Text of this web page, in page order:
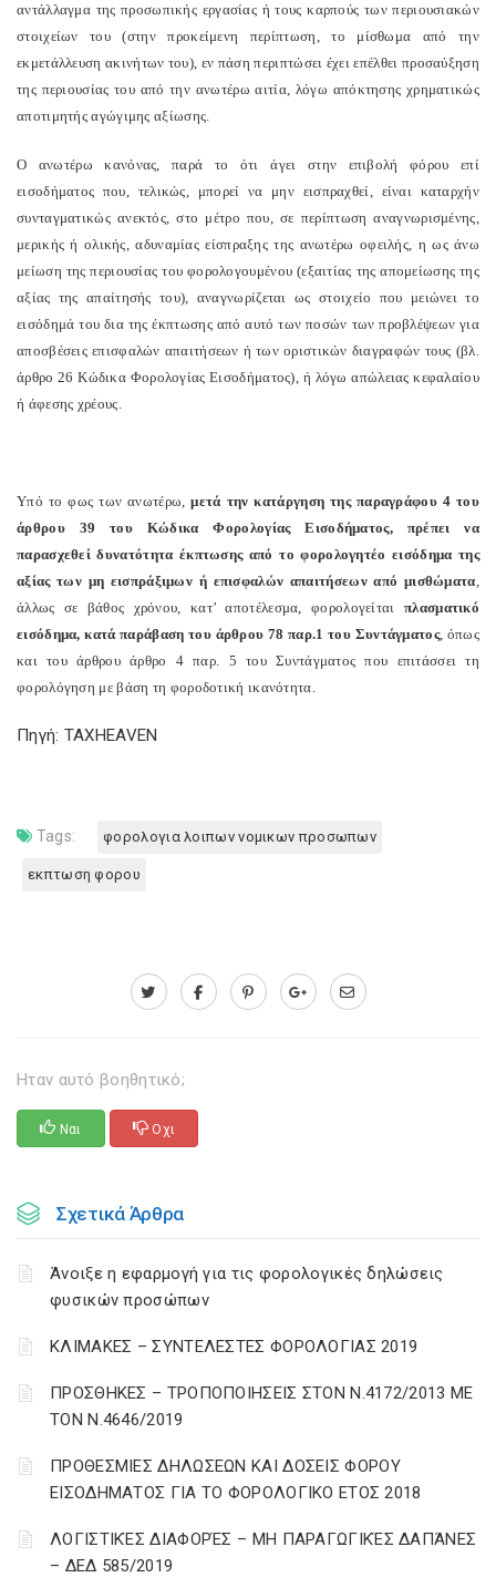
αντάλλαγμα της προσωπικής εργασίας ή τους καρπούς των περιουσιακών
στοιχείων του (στην προκείμενη περίπτωση, το μίσθωμα από την
εκμετάλλευση ακινήτων του), εν πάση περιπτώσει έχει επέλθει προσαύξηση
της περιουσίας του από την ανωτέρω αιτία, λόγω απόκτησης χρηματικώς
αποτιμητής αγώγιμης αξίωσης.
Ο ανωτέρω κανόνας, παρά το ότι άγει στην επιβολή φόρου επί
εισοδήματος που, τελικώς, μπορεί να μην εισπραχθεί, είναι καταρχήν
συνταγματικώς ανεκτός, στο μέτρο που, σε περίπτωση αναγνωρισμένης,
μερικής ή ολικής, αδυναμίας είσπραξης της ανωτέρω οφειλής, η ως άνω
μείωση της περιουσίας του φορολογουμένου (εξαιτίας της απομείωσης της
αξίας της απαίτησής του), αναγνωρίζεται ως στοιχείο που μειώνει το
εισόδημά του δια της έκπτωσης από αυτό των ποσών των προβλέψεων για
αποσβέσεις επισφαλών απαιτήσεων ή των οριστικών διαγραφών τους (βλ.
άρθρο 26 Κώδικα Φορολογίας Εισοδήματος), ή λόγω απώλειας κεφαλαίου
ή άφεσης χρέους.
Υπό το φως των ανωτέρω,μετά την κατάργηση της παραγράφου 4 του
άρθρου 39 του Κώδικα Φορολογίας Εισοδήματος, πρέπει να
παρασχεθεί δυνατότητα έκπτωσης από το φορολογητέο εισόδημα της
αξίας των μη εισπράξιμων ή επισφαλών απαιτήσεων από μισθώματα,
άλλως σε βάθος χρόνου, κατ’ αποτέλεσμα, φορολογείται πλασματικό
εισόδημα, κατά παράβαση του άρθρου 78 παρ.1 του Συντάγματος, όπως
και του άρθρου άρθρο 4 παρ. 5 του Συντάγματος που επιτάσσει τη
φορολόγηση με βάση τη φοροδοτική ικανότητα.
Πηγή: TAXHEAVEN
Tags: φορολογια λοιπων νομικων προσωπων
εκπτωση φορου
Ηταν αυτό βοηθητικό;
Ναι Οχι
Σχετικά Άρθρα
Άνοιξε η εφαρμογή για τις φορολογικές δηλώσεις
φυσικών προσώπων
ΚΛΙΜΑΚΕΣ – ΣΥΝΤΕΛΕΣΤΕΣ ΦΟΡΟΛΟΓΙΑΣ 2019
ΠΡΟΣΘΗΚΕΣ – ΤΡΟΠΟΠΟΙΗΣΕΙΣ ΣΤΟΝ Ν.4172/2013 ΜΕ
ΤΟΝ Ν.4646/2019
ΠΡΟΘΕΣΜΙΕΣ ΔΗΛΩΣΕΩΝ ΚΑΙ ΔΟΣΕΙΣ ΦΟΡΟΥ
ΕΙΣΟΔΗΜΑΤΟΣ ΓΙΑ ΤΟ ΦΟΡΟΛΟΓΙΚΟ ΕΤΟΣ 2018
ΛΟΓΙΣΤΙΚΈΣ ΔΙΑΦΟΡΈΣ – ΜΗ ΠΑΡΑΓΩΓΙΚΈΣ ΔΑΠΆΝΕΣ
– ΔΕΔ 585/2019